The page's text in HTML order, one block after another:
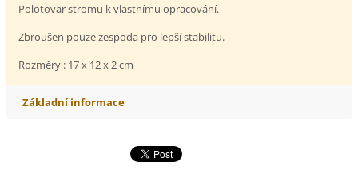
Polotovar stromu k vlastnímu opracování.
Zbroušen pouze zespoda pro lepší stabilitu.
Rozměry : 17 x 12 x 2 cm
Základní informace